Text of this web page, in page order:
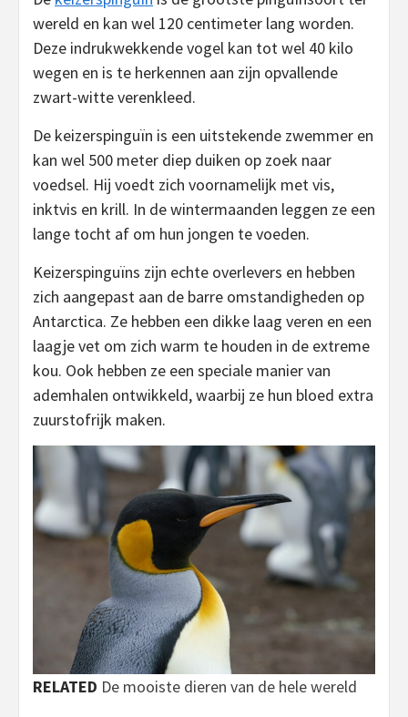
wereld en kan wel 120 centimeter lang worden.
Deze indrukwekkende vogel kan tot wel 40 kilo
wegen en is te herkennen aan zijn opvallende
zwart-witte verenkleed.
De keizerspinguïn is een uitstekende zwemmer en
kan wel 500 meter diep duiken op zoek naar
voedsel. Hij voedt zich voornamelijk met vis,
inktvis en krill. In de wintermaanden leggen ze een
lange tocht af om hun jongen te voeden.
Keizerspinguïns zijn echte overlevers en hebben
zich aangepast aan de barre omstandigheden op
Antarctica. Ze hebben een dikke laag veren en een
laagje vet om zich warm te houden in de extreme
kou. Ook hebben ze een speciale manier van
ademhalen ontwikkeld, waarbij ze hun bloed extra
zuurstofrijk maken.
RELATED De mooiste dieren van de hele wereld